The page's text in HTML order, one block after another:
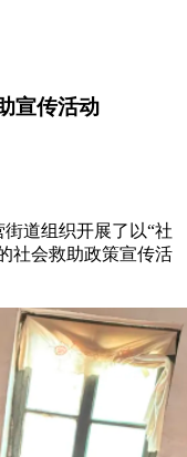
宣传活动
道组织开展了以“社
社会救助政策宣传活